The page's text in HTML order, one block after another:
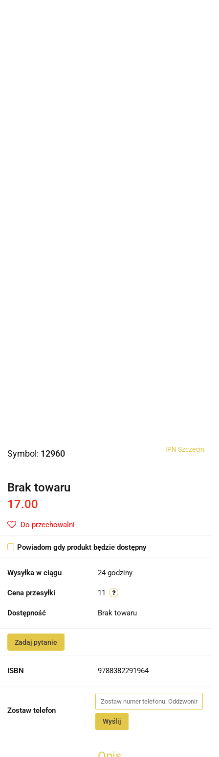
Symbol: 12960 IPN Szczecin
Brak towaru
17.00
Do przechowalni
Powiadom gdy produkt będzie dostępny
Wysyłka w ciągu 24 godziny
Cena przesyłki 11
Dostępność Brak towaru
Zadaj pytanie
ISBN 9788382291964
Zostaw telefon
Wyślij